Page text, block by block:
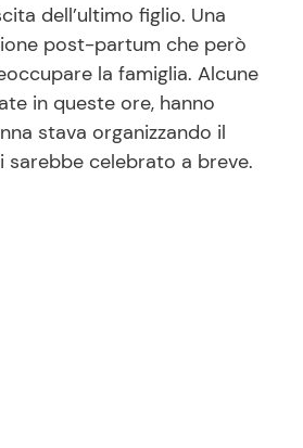
dell’ultimo figlio. Una
post-partum che però
la famiglia. Alcune
in queste ore, hanno
stava organizzando il
sarebbe celebrato a breve.